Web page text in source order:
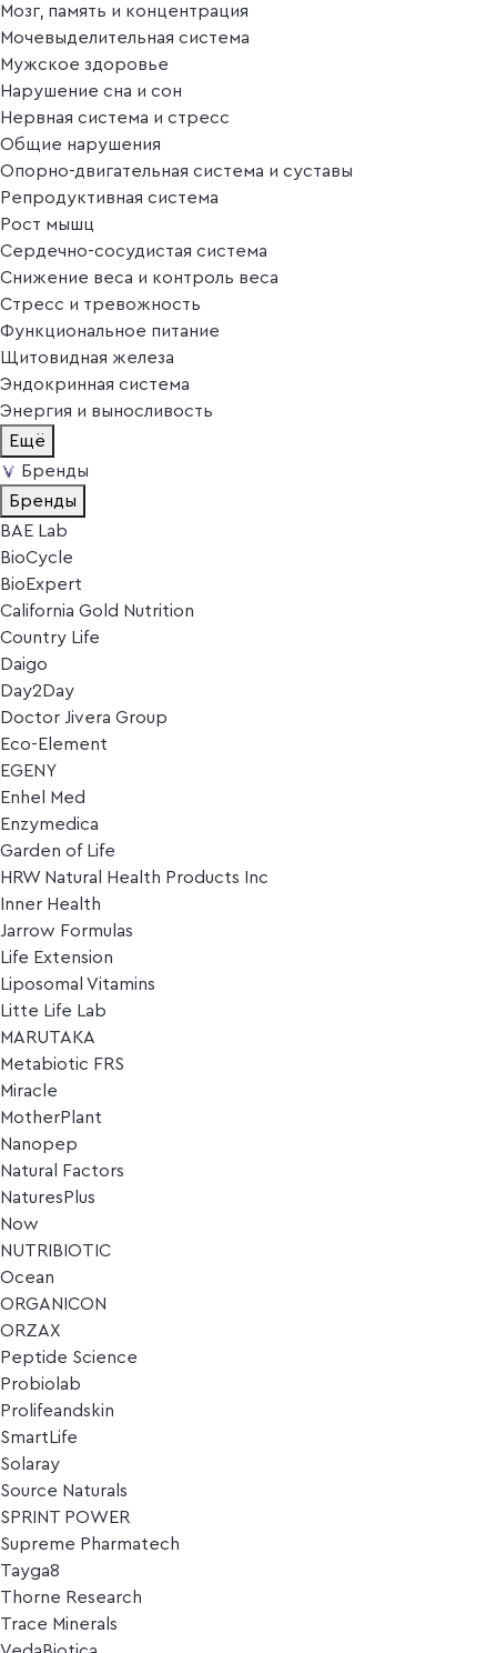
Мозг, память и концентрация
Мочевыделительная система
Мужское здоровье
Нарушение сна и сон
Нервная система и стресс
Общие нарушения
Опорно-двигательная система и суставы
Репродуктивная система
Рост мышц
Сердечно-сосудистая система
Снижение веса и контроль веса
Стресс и тревожность
Функциональное питание
Щитовидная железа
Эндокринная система
Энергия и выносливость
Ещё
Бренды
Бренды
BAE Lab
BioCycle
BioExpert
California Gold Nutrition
Country Life
Daigo
Day2Day
Doctor Jivera Group
Eco-Element
EGENY
Enhel Med
Enzymedica
Garden of Life
HRW Natural Health Products Inc
Inner Health
Jarrow Formulas
Life Extension
Liposomal Vitamins
Litte Life Lab
MARUTAKA
Metabiotic FRS
Miracle
MotherPlant
Nanopep
Natural Factors
NaturesPlus
Now
NUTRIBIOTIC
Ocean
ORGANICON
ORZAX
Peptide Science
Probiolab
Prolifeandskin
SmartLife
Solaray
Source Naturals
SPRINT POWER
Supreme Pharmatech
Tayga8
Thorne Research
Trace Minerals